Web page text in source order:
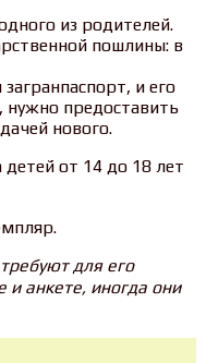
из родителей.
пошлины: в
и его
нужно предоставить
нового.
детей от 14 до 18 лет
для его
и анкете, иногда они